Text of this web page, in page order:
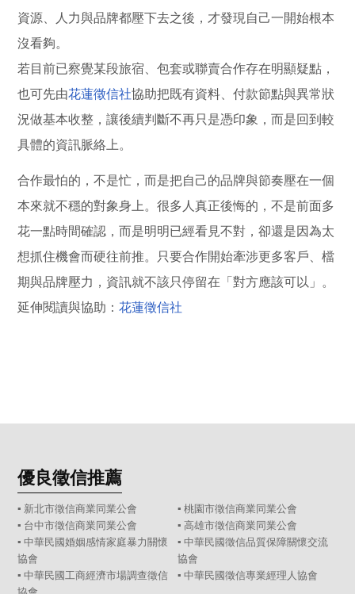
資源、人力與品牌都壓下去之後，才發現自己一開始根本
沒看夠。
若目前已察覺某段旅宿、包套或聯賣合作存在明顯疑點，
也可先由花蓮徵信社協助把既有資料、付款節點與異常狀
況做基本收整，讓後續判斷不再只是憑印象，而是回到較
具體的資訊脈絡上。
合作最怕的，不是忙，而是把自己的品牌與節奏壓在一個
本來就不穩的對象身上。很多人真正後悔的，不是前面多
花一點時間確認，而是明明已經看見不對，卻還是因為太
想抓住機會而硬往前推。只要合作開始牽涉更多客戶、檔
期與品牌壓力，資訊就不該只停留在「對方應該可以」。
延伸閱讀與協助：花蓮徵信社
優良徵信推薦
▪ 新北市徵信商業同業公會
▪ 桃園市徵信商業同業公會
▪ 台中市徵信商業同業公會
▪ 高雄市徵信商業同業公會
▪ 中華民國婚姻感情家庭暴力關懷
協會
▪ 中華民國徵信品質保障關懷交流
協會
▪ 中華民國工商經濟市場調查徵信
▪ 中華民國徵信專業經理人協會